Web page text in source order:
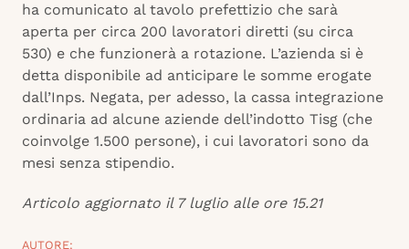
ha comunicato al tavolo prefettizio che sarà
aperta per circa 200 lavoratori diretti (su circa
530) e che funzionerà a rotazione. L’azienda si è
detta disponibile ad anticipare le somme erogate
dall’Inps. Negata, per adesso, la cassa integrazione
ordinaria ad alcune aziende dell’indotto Tisg (che
coinvolge 1.500 persone), i cui lavoratori sono da
mesi senza stipendio.
Articolo aggiornato il 7 luglio alle ore 15.21
AUTORE: